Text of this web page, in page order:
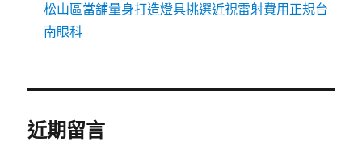
松山區當舖量身打造燈具挑選近視雷射費用正規台
南眼科
近期留言